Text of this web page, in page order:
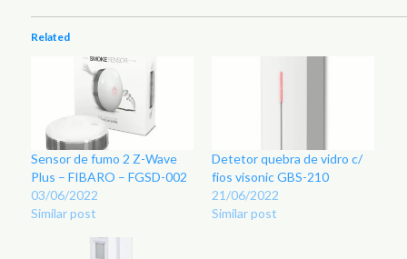
Related
Sensor de fumo 2 Z-Wave
Plus – FIBARO – FGSD-002
03/06/2022
Similar post
Detetor quebra de vidro c/
fios visonic GBS-210
21/06/2022
Similar post